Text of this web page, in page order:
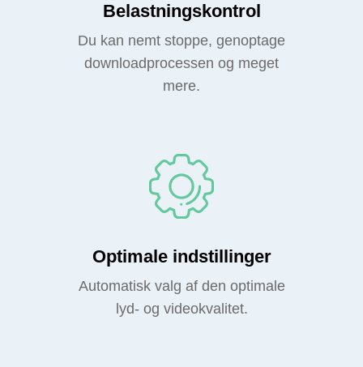
Belastningskontrol
Du kan nemt stoppe, genoptage
downloadprocessen og meget
mere.
Optimale indstillinger
Automatisk valg af den optimale
lyd- og videokvalitet.